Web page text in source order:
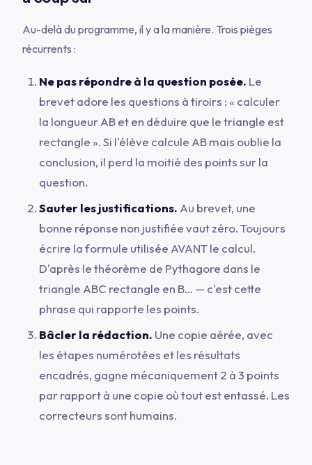
Au-delà du programme, il y a la manière. Trois pièges
récurrents :
Ne pas répondre à la question posée. Le
brevet adore les questions à tiroirs : « calculer
la longueur AB et en déduire que le triangle est
rectangle ». Si l'élève calcule AB mais oublie la
conclusion, il perd la moitié des points sur la
question.
Sauter les justifications. Au brevet, une
bonne réponse non justifiée vaut zéro. Toujours
écrire la formule utilisée AVANT le calcul.
D'après le théorème de Pythagore dans le
triangle ABC rectangle en B... — c'est cette
phrase qui rapporte les points.
Bâcler la rédaction. Une copie aérée, avec
les étapes numérotées et les résultats
encadrés, gagne mécaniquement 2 à 3 points
par rapport à une copie où tout est entassé. Les
correcteurs sont humains.